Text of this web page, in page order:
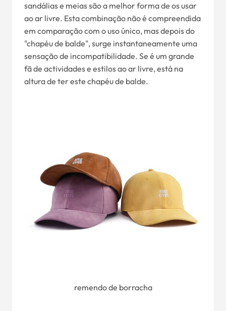
sandálias e meias são a melhor forma de os usar
ao ar livre. Esta combinação não é compreendida
em comparação com o uso único, mas depois do
"chapéu de balde", surge instantaneamente uma
sensação de incompatibilidade. Se é um grande
fã de actividades e estilos ao ar livre, está na
altura de ter este chapéu de balde.
remendo de borracha